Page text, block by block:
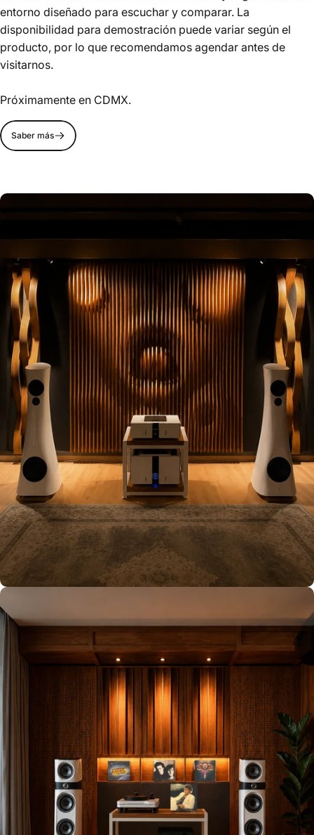
entorno diseñado para escuchar y comparar. La
disponibilidad para demostración puede variar según el
producto, por lo que recomendamos agendar antes de
visitarnos.
Próximamente en CDMX.
Saber más